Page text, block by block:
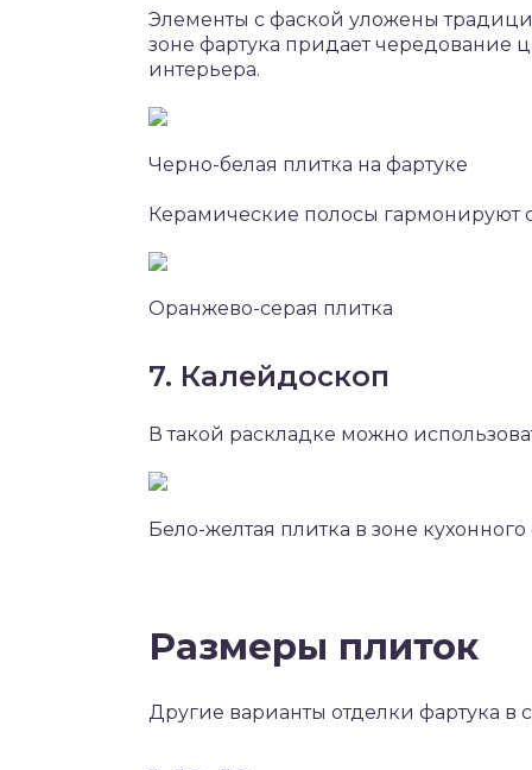
Элементы с фаской уложены
зоне фартука придает чередование
интерьера.
Черно-белая плитка на фартуке
Керамические полосы гармонируют
Оранжево-серая плитка
7. Калейдоскоп
В такой раскладке можно
Бело-желтая плитка в зоне кухонного
Размеры плиток
Другие варианты отделки фартука в